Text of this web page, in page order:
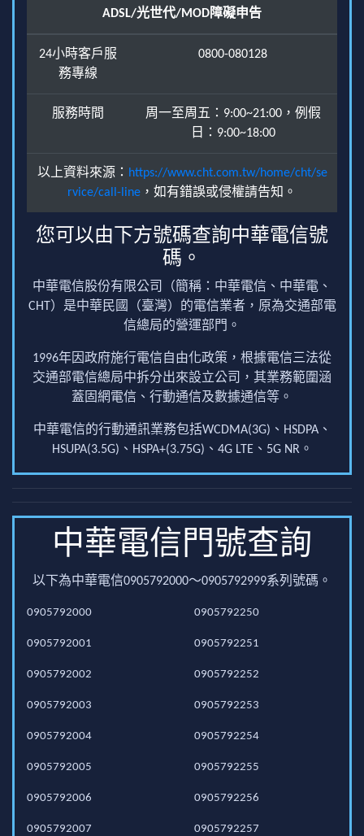
ADSL/光世代/MOD障礙申告
24小時客戶服
務專線
0800-080128
服務時間
周一至周五：9:00~21:00，例假
日：9:00~18:00
以上資料來源： https://www.cht.com.tw/home/cht/se
rvice/call-line ，如有錯誤或侵權請告知。
您可以由下方號碼查詢中華電信號
碼。
中華電信股份有限公司（簡稱：中華電信、中華電、
CHT）是中華民國（臺灣）的電信業者，原為交通部電
信總局的營運部門。
1996年因政府施行電信自由化政策，根據電信三法從
交通部電信總局中拆分出來設立公司，其業務範圍涵
蓋固網電信、行動通信及數據通信等。
中華電信的行動通訊業務包括WCDMA(3G)、HSDPA、
HSUPA(3.5G)、HSPA+(3.75G)、4G LTE、5G NR。
中華電信門號查詢
以下為中華電信0905792000～0905792999系列號碼。
0905792000
0905792001
0905792002
0905792003
0905792004
0905792005
0905792006
0905792007
0905792250
0905792251
0905792252
0905792253
0905792254
0905792255
0905792256
0905792257